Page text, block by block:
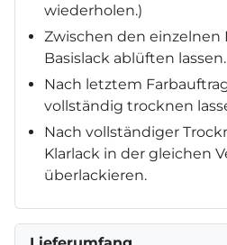
wiederholen.)
Zwischen den einzelnen
Basislack ablüften lassen.
Nach letztem
vollständig trocknen
Nach vollständiger
Klarlack in der gleichen
überlackieren.